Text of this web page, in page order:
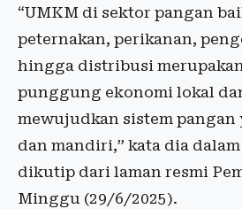
“UMKM di sektor pangan
peternakan, perikanan,
hingga distribusi
punggung ekonomi lokal
mewujudkan sistem
dan mandiri,” kata dia
dikutip dari laman resmi
Minggu (29/6/2025).